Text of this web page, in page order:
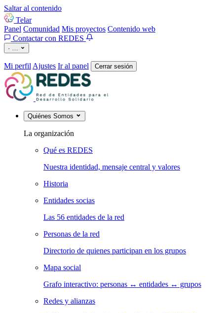
Saltar al contenido
Telar
Panel Comunidad Mis proyectos Contenido web
Contactar con REDES
· …
Mi perfil Ajustes Ir al panel Cerrar sesión
Quiénes Somos
La organización
Qué es REDES
Nuestra identidad, mensaje central y valores
Historia
Entidades socias
Las 56 entidades de la red
Personas de la red
Directorio de quienes participan en los grupos
Mapa social
Grafo interactivo: personas ↔ entidades ↔ grupos
Redes y alianzas